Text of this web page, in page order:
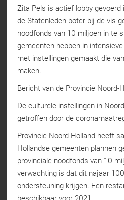
Zita Pels is actief lobby gevoerd
de Statenleden boter bij de vis
noodfonds van 10 miljoen in te
gemeenten hebben in
met instellingen gemaakt die
maken.
Bericht van de Provincie Noord-
De culturele instellingen in
getroffen door de
Provincie Noord-Holland heeft
Hollandse gemeenten plannen
provinciale noodfonds van 10
verwachting is dat dit najaar
ondersteuning krijgen. Een
beschikbaar voor 2021.